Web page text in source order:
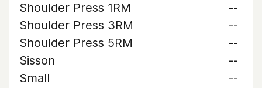
Shoulder Press 1RM
--
Shoulder Press 3RM
--
Shoulder Press 5RM
--
Sisson
--
Small
--